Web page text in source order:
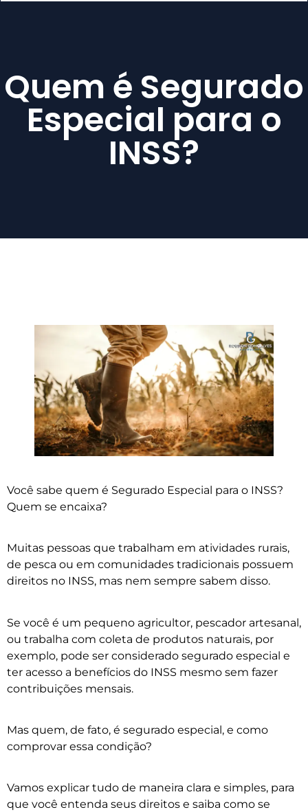
Quem é Segurado
Especial para o
INSS?
Você sabe quem é Segurado Especial para o INSS?
Quem se encaixa?
Muitas pessoas que trabalham em atividades rurais,
de pesca ou em comunidades tradicionais possuem
direitos no INSS, mas nem sempre sabem disso.
Se você é um pequeno agricultor, pescador artesanal,
ou trabalha com coleta de produtos naturais, por
exemplo, pode ser considerado segurado especial e
ter acesso a benefícios do INSS mesmo sem fazer
contribuições mensais.
Mas quem, de fato, é segurado especial, e como
comprovar essa condição?
Vamos explicar tudo de maneira clara e simples, para
que você entenda seus direitos e saiba como se